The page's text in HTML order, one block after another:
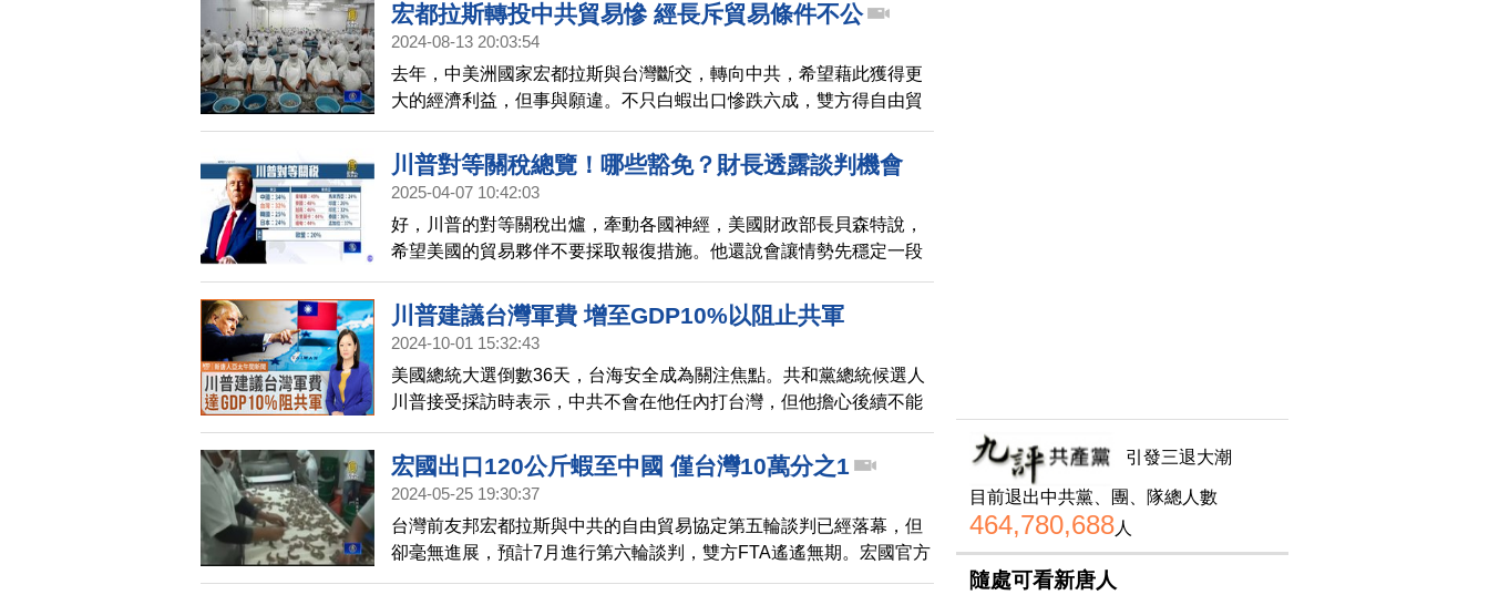
宏都拉斯轉投中共貿易慘 經長斥貿易條件不公
2024-08-13 20:03:54
去年，中美洲國家宏都拉斯與台灣斷交，轉向中共，希望藉此獲得更
大的經濟利益，但事與願違。不只白蝦出口慘跌六成，雙方得自由貿
易協定也陷入僵局。
川普對等關稅總覽！哪些豁免？財長透露談判機會
2025-04-07 10:42:03
好，川普的對等關稅出爐，牽動各國神經，美國財政部長貝森特說，
希望美國的貿易夥伴不要採取報復措施。他還說會讓情勢先穩定一段
時間，至於後續談判，會拭目以待。
川普建議台灣軍費 增至GDP10%以阻止共軍
2024-10-01 15:32:43
美國總統大選倒數36天，台海安全成為關注焦點。共和黨總統候選人
川普接受採訪時表示，中共不會在他任內打台灣，但他擔心後續不能
避免，川普也建議台灣，將國防預算拉高到GDP的10%。
宏國出口120公斤蝦至中國 僅台灣10萬分之1
2024-05-25 19:30:37
台灣前友邦宏都拉斯與中共的自由貿易協定第五輪談判已經落幕，但
卻毫無進展，預計7月進行第六輪談判，雙方FTA遙遙無期。宏國官方
24日證實，即將出口120公斤的蝦子到中國，只相當於台灣2023年進
引發三退大潮
目前退出中共黨、團、隊總人數
464,780,688人
隨處可看新唐人